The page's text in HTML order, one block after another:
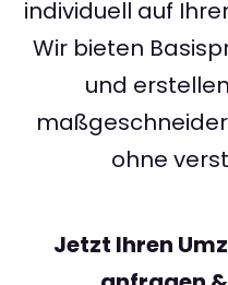
individuell auf
Wir bieten
und
ohne
Jetzt Ihren